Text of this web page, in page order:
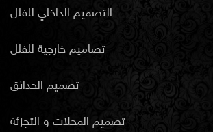
التصميم الداخلي للفلل
تصاميم خارجية للفلل
تصميم الحدائق
تصميم المحلات و التجزئة